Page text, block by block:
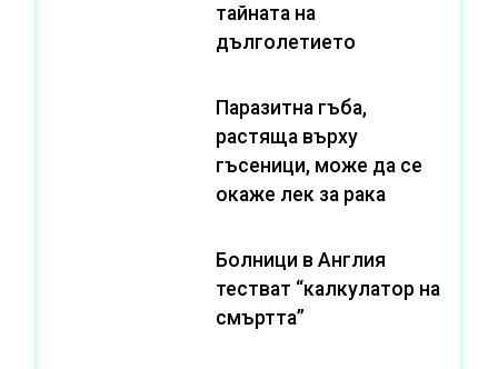
тайната на
дълголетието
Паразитна гъба,
растяща върху
гъсеници, може да се
окаже лек за рака
Болници в Англия
тестват “калкулатор на
смъртта”